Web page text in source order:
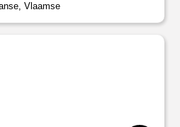
Vlaamse